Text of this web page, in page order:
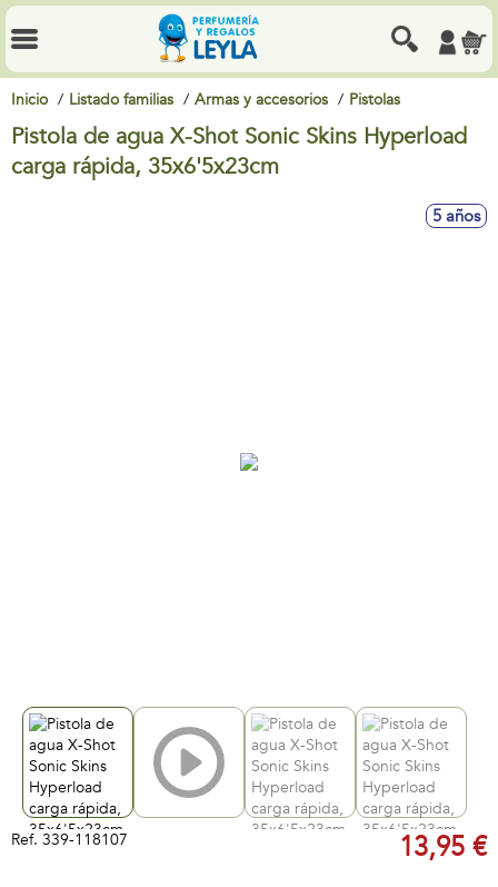
Inicio Listado familias Armas y accesorios Pistolas
Pistola de agua X-Shot Sonic Skins Hyperload
carga rápida, 35x6'5x23cm
5 años
Ref. 339-118107 13,95 €